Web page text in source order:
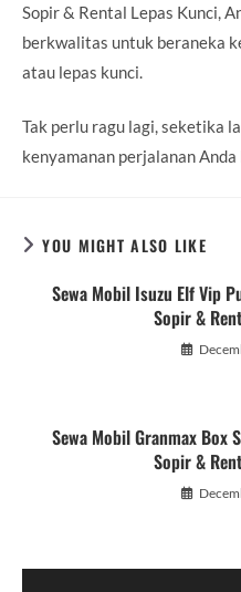
Sopir & Rental Lepas Kunci,
berkwalitas untuk beraneka
atau lepas kunci.
Tak perlu ragu lagi, seketika
kenyamanan perjalanan
YOU MIGHT ALSO LIKE
Sewa Mobil Isuzu Elf Vip
Sopir &
Sewa Mobil Granmax Box
Sopir &